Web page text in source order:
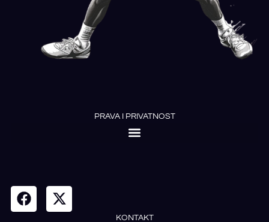
PRAVA I PRIVATNOST
KONTAKT